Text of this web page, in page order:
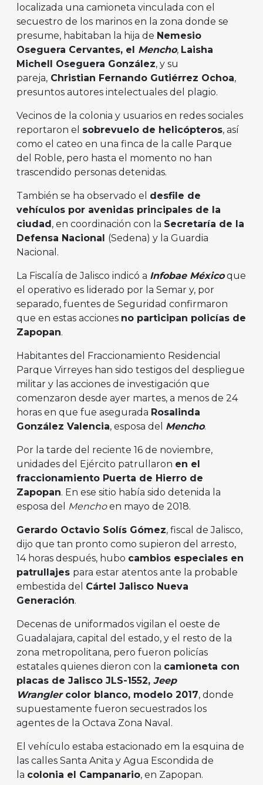
localizada una camioneta vinculada con el
secuestro de los marinos en la zona donde se
presume, habitaban la hija de Nemesio
Oseguera Cervantes, el Mencho, Laisha
Michell Oseguera González, y su
pareja, Christian Fernando Gutiérrez Ochoa,
presuntos autores intelectuales del plagio.
Vecinos de la colonia y usuarios en redes sociales
reportaron el sobrevuelo de helicópteros, así
como el cateo en una finca de la calle Parque
del Roble, pero hasta el momento no han
trascendido personas detenidas.
También se ha observado el desfile de
vehículos por avenidas principales de la
ciudad , en coordinación con la Secretaría de la
Defensa Nacional (Sedena) y la Guardia
Nacional.
La Fiscalía de Jalisco indicó a Infobae Méxicoque
el operativo es liderado por la Semar y, por
separado, fuentes de Seguridad confirmaron
que en estas acciones no participan policías de
Zapopan.
Habitantes del Fraccionamiento Residencial
Parque Virreyes han sido testigos del despliegue
militar y las acciones de investigación que
comenzaron desde ayer martes, a menos de 24
horas en que fue asegurada Rosalinda
González Valencia, esposa del Mencho.
Por la tarde del reciente 16 de noviembre,
unidades del Ejército patrullaron en el
fraccionamiento Puerta de Hierro de
Zapopan. En ese sitio había sido detenida la
esposa del
Menchoen mayo de 2018.
Gerardo Octavio Solís Gómez, fiscal de Jalisco,
dijo que tan pronto como supieron del arresto,
14 horas después, hubo cambios especiales en
patrullajes para estar atentos ante la probable
embestida del Cártel Jalisco Nueva
Generación.
Decenas de uniformados vigilan el oeste de
Guadalajara, capital del estado, y el resto de la
zona metropolitana, pero fueron policías
estatales quienes dieron con la camioneta con
placas de Jalisco JLS-1552, Jeep
Wranglercolor blanco, modelo 2017, donde
supuestamente fueron secuestrados los
agentes de la Octava Zona Naval.
El vehículo estaba estacionado em la esquina de
las calles Santa Anita y Agua Escondida de
la colonia el Campanario, en Zapopan.